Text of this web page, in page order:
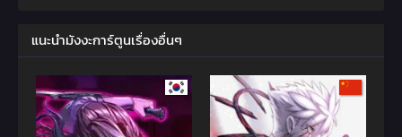
แนะนำมังงะการ์ตูนเรื่องอื่นๆ